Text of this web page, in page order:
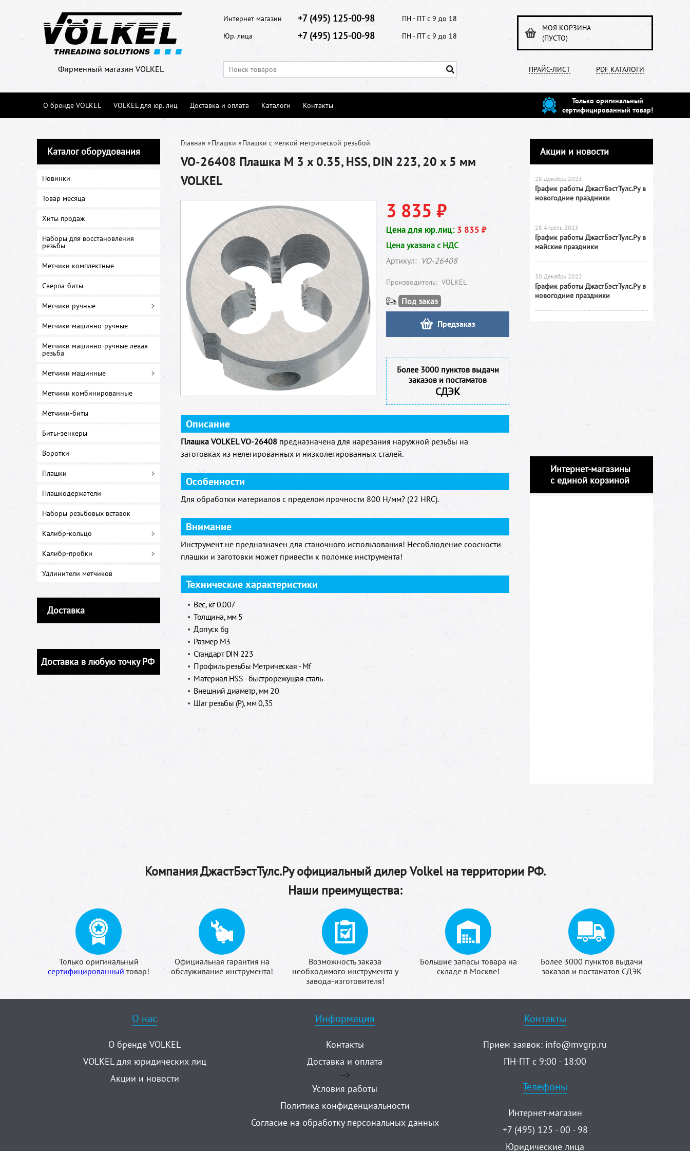
Фирменный магазин VOLKEL
Интернет магазин +7 (495) 125-00-98
ПН - ПТ с 9 до 18
Юр. лица
+7 (495) 125-00-98 ПН - ПТ с 9 до 18
МОЯ КОРЗИНА
(ПУСТО)
ПРАЙС-ЛИСТ PDF КАТАЛОГИ
О бренде VOLKEL VOLKEL для юр. лиц Доставка и оплата Каталоги Контакты
Только оригинальный
сертифицированный товар!
Каталог оборудования
Новинки
Товар месяца
Хиты продаж
Наборы для восстановления
резьбы
Метчики комплектные
Сверла-биты
Метчики ручные
Метчики машинно-ручные
Метчики машинно-ручные левая
резьба
Метчики машинные
Метчики комбинированные
Метчики-биты
Биты-зенкеры
Воротки
Плашки
Плашкодержатели
Наборы резьбовых вставок
Калибр-кольцо
Калибр-пробки
Удлинители метчиков
Доставка
Доставка в любую точку РФ
Главная »Плашки »Плашки с мелкой метрической резьбой
VO-26408 Плашка М 3 x 0.35, HSS, DIN 223, 20 x 5 мм
VOLKEL
3 835 ₽
Цена для юр.лиц: 3 835 ₽
Цена указана с НДС
Артикул: VO-26408
Производитель: VOLKEL
Под заказ
Предзаказ
Более 3000 пунктов выдачи
заказов и постаматов
СДЭК
Описание
Плашка VOLKEL VO-26408 предназначена для нарезания наружной резьбы на
заготовках из нелегированных и низколегированных сталей.
Особенности
Для обработки материалов с пределом прочности 800 H/мм? (22 HRC).
Внимание
Инструмент не предназначен для станочного использования! Несоблюдение соосности
плашки и заготовки может привести к поломке инструмента!
Технические характеристики
Вес, кг 0.007
Толщина, мм 5
Допуск 6g
Размер М3
Стандарт DIN 223
Профиль резьбы Метрическая - Mf
Материал HSS - быстрорежущая сталь
Внешний диаметр, мм 20
Шаг резьбы (P), мм 0,35
Акции и новости
28 Декабрь 2023
График работы ДжастБэстТулс.Ру в
новогодние праздники
28 Апрель 2023
График работы ДжастБэстТулс.Ру в
майские праздники
30 Декабрь 2022
График работы ДжастБэстТулс.Ру в
новогодние праздники
Интернет-магазины
с единой корзиной
Компания ДжастБэстТулс.Ру официальный дилер Volkel на территории РФ.
Наши преимущества:
Только оригинальный
сертифицированный товар!
Официальная гарантия на
обслуживание инструмента!
Возможность заказа
необходимого инструмента у
завода-изготовителя!
Большие запасы товара на
складе в Москве!
Более 3000 пунктов выдачи
заказов и постаматов СДЭК
О нас
О бренде VOLKEL
VOLKEL для юридических лиц
Акции и новости
Информация
Контакты
Доставка и оплата
-->
Условия работы
Политика конфиденциальности
Согласие на обработку персональных данных
Контакты
Прием заявок: info@mvgrp.ru
ПН-ПТ с 9:00 - 18:00
Телефоны
Интернет-магазин
+7 (495) 125 - 00 - 98
Юридические лица